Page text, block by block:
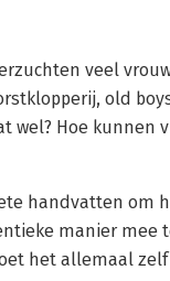
veel
old
wel? Hoe kunnen
handvatten om
manier mee
het allemaal zelf